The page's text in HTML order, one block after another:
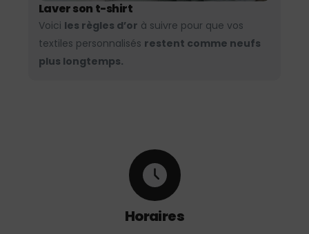
Laver son t-shirt
Voici les règles d’or à suivre pour que vos
textiles personnalisés restent comme neufs
plus longtemps.
Horaires